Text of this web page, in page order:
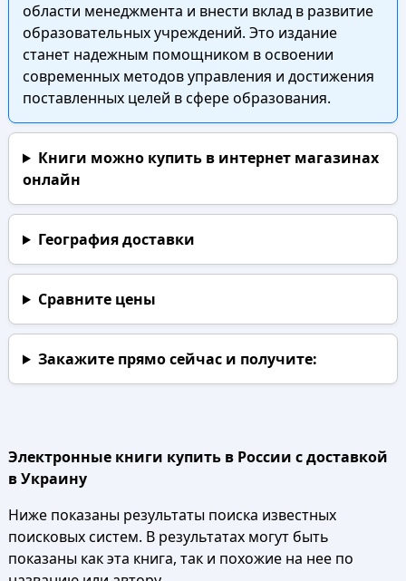
области менеджмента и внести вклад в развитие
образовательных учреждений. Это издание
станет надежным помощником в освоении
современных методов управления и достижения
поставленных целей в сфере образования.
Книги можно купить в интернет магазинах
онлайн
География доставки
Сравните цены
Закажите прямо сейчаси получите:
Электронные книги купить в России с доставкой
в Украину
Ниже показаны результаты поиска известных
поисковых систем. В результатах могут быть
показаны как эта книга, так и похожие на нее по